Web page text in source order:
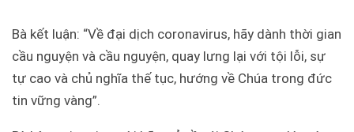
Bà kết luận: “Về đại dịch coronavirus, hãy dành thời gian
cầu nguyện và cầu nguyện, quay lưng lại với tội lỗi, sự
tự cao và chủ nghĩa thế tục, hướng về Chúa trong đức
tin vững vàng”.